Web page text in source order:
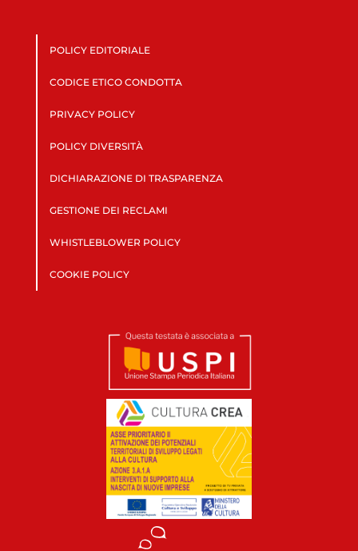
POLICY EDITORIALE
CODICE ETICO CONDOTTA
PRIVACY POLICY
POLICY DIVERSITÀ
DICHIARAZIONE DI TRASPARENZA
GESTIONE DEI RECLAMI
WHISTLEBLOWER POLICY
COOKIE POLICY